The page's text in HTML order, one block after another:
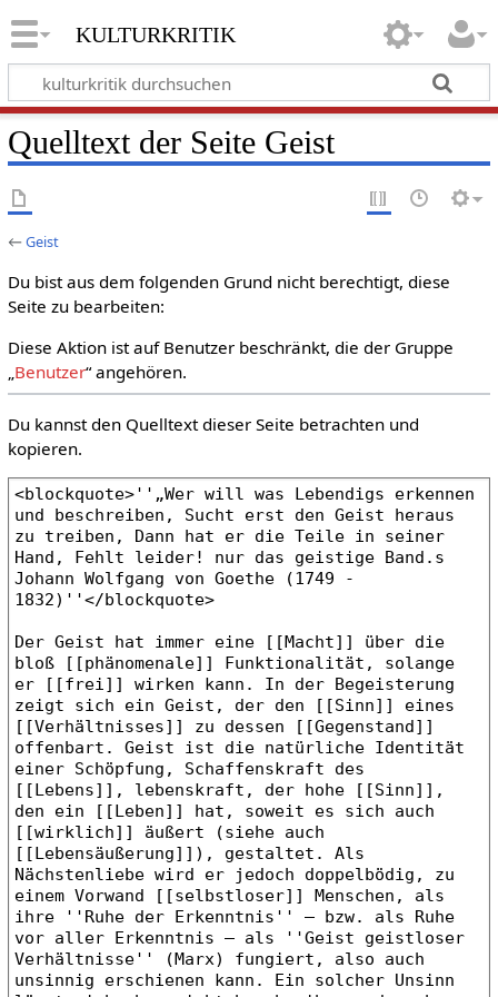
kulturkritik
Quelltext der Seite Geist
←Geist
Du bist aus dem folgenden Grund nicht berechtigt, diese
Seite zu bearbeiten:
Diese Aktion ist auf Benutzer beschränkt, die der Gruppe
„Benutzer“ angehören.
Du kannst den Quelltext dieser Seite betrachten und
kopieren.